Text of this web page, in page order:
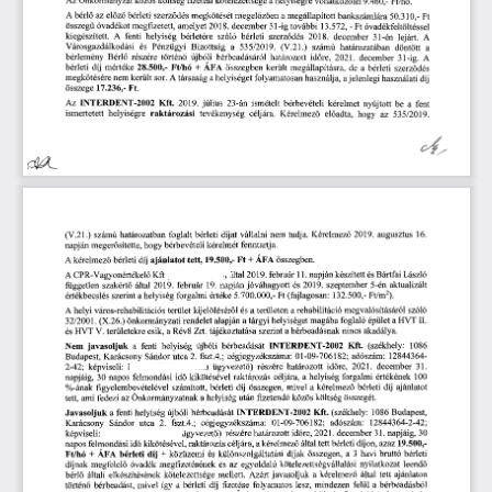
c702,47C_
A bérlő az előző bérleti szerződés megkötését megelőzően a megállapított bankszámlára 50.310,- Ft
összegű óvadékot megfizetett, amelyet 2018. december 31-ig további 13.572, Ft óvadékfeltöltéssel
kiegészített.
A fenti helyiség bérletére szóló bérleti szerződés 2018. december 31-én lejárt.
A
Városgazdálkodási és Pénzügyi Bizottság a 535/2019. (V.21.) számú határozatában döntött a
bérlemény Bérlő részére történő újbóli bérbeadásáról határozott időre, 2021. december 31-ig.
A
bérleti díj mértéke 28.500,- Ft/hó + ÁFA összegben került megállapításra, de a bérleti szerződés
megkötésére nem került sor. A társaság a helyiséget folyamatosan használja, a jelenlegi használati díj
összege 17.236,- Ft.
Az INTERDENT-2002 Kft. 2019. július 23-án ismételt bérbevételi kérelmet nyújtott be a fent
ismertetett helyiségre raktározási tevékenység céljára. Kérelmező előadta, hogy az 535/2019.
(V.21.) számú határozatban foglalt bérleti díjat vállalni nem tudja. Kérelmező 2019. augusztus 16.
napján megerősítette, hogy bérbevételi kérelmét fenntartja.
A kérelmező bérleti díj ajánlatot tett, 19.500,- Ft + ÁFA összegben.
A CPR-Vagyonértékelő Kft által 2019. február 11. napján készített és Bártfai László
független szakértő által 2019. február 19. napján jóváhagyott és 2019. szeptember 5-én aktualizált
értékbecslés szerint a helyiség forgalmi értéke 5.700.000,- Ft (fajlagosan: 132.500,- Ft/m2).
A helyi város-rehabilitációs terület kijelöléséről és a területen a rehabilitáció megvalósításáról szóló
32/2001. (X.26.) önkormányzati rendelet alapján a tárgyi helyiséget magába foglaló épület a HVT II.
és HVT V. területekre esik, a Rév8 Zrt. tájékoztatása szerint a bérbeadásnak nincs akadálya.
Nem javasoljuk a fenti helyiség újbóli bérbeadását INTERDENT-2002 Kit (székhely: 1086
Budapest, Karácsony Sándor utca 2. fszt.4.; cégjegyzékszáma: 01-09-706182; adószám. 12844364-
2-42; képviseli: Pencz Etelka ügyvezető) részére határozott időre, 2021. december 31.
napjáig, 30 napos felmondási idő kikötésével raktározás céljára, a helyiség forgalmi értékének 100
%-ának figyelembevételével számított, bérleti díj összegen, mivel a kérelmező bérleti díj ajánlatot
tett, ami fedezi az Önkormányzatnak a helyiség után fizetendő közös költség összegét.
Javasoljuk a fenti helyiség újbóli bérbeadását INTERDENT-2002 Kft. (székhely: 1086 Budapest,
Karácsony Sándor utca 2. fszt.4.; cégjegyzékszáma: 01-09-706182; adószám:
12844364-2-42;
képviseli:
ügyvezető) részére határozott időre, 2021. december 31. napjáig, 30
napos felmondási idő kikötésével, raktározás céljára, a kérelmezőáltal tett bérleti díjon, azaz 19.500,-
Ft/hó + ÁFA bérleti díj + közüzemi és különszolgáltatási díjak összegen, a 3 havi bruttó bérleti
díjnak megfelelő óvadék megfizetésének és az egyoldalú kötelezettségvállalási nyilatkozat leendő
bérlő általi elkészítésének kötelezettsége mellett. Azért javasoljuk a kérelmező által tett ajánlaton
történő bérbeadást, mivel így a bérleti díj fizetése folyamatos lesz, mindezen felül a bérbeadásból